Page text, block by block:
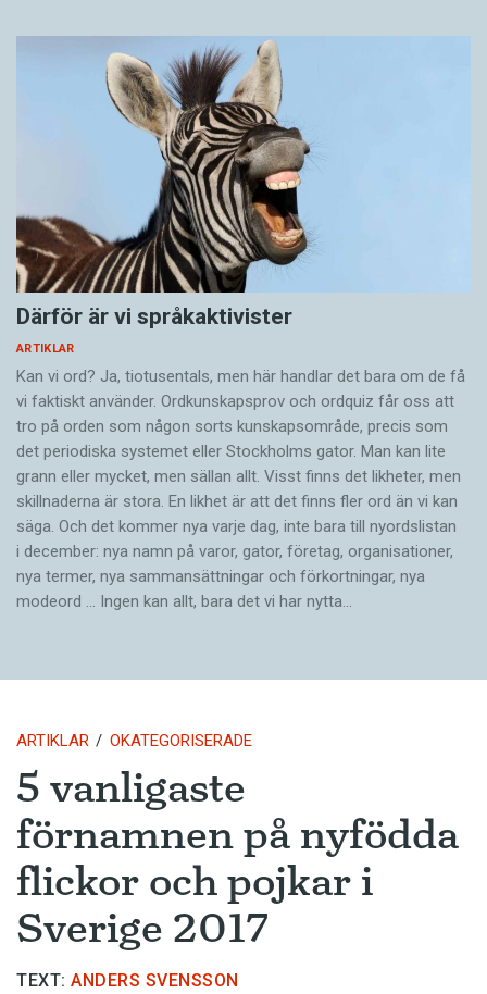
Därför är vi språkaktivister
ARTIKLAR
Kan vi ord? Ja, tiotusentals, men här handlar det bara om de få
vi faktiskt använder. Ordkunskapsprov och ordquiz får oss att
tro på orden som någon sorts kunskapsområde, precis som
det periodiska systemet eller Stockholms gator. Man kan lite
grann eller mycket, men sällan allt. Visst finns det likheter, men
skillnaderna är stora. En likhet är att det finns fler ord än vi kan
säga. Och det kommer nya varje dag, inte bara till nyordslistan
i december: nya namn på varor, gator, företag, organisationer,
nya termer, nya samman­sättningar och förkortningar, nya
modeord … Ingen kan allt, bara det vi har nytta…
ARTIKLAR OKATEGORISERADE
5 vanligaste
förnamnen på nyfödda
flickor och pojkar i
Sverige 2017
TEXT: ANDERS SVENSSON